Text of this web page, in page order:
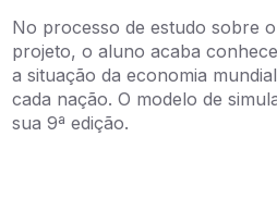
No processo de estudo sobre
projeto, o aluno acaba
a situação da economia
cada nação. O modelo de
sua 9ª edição.